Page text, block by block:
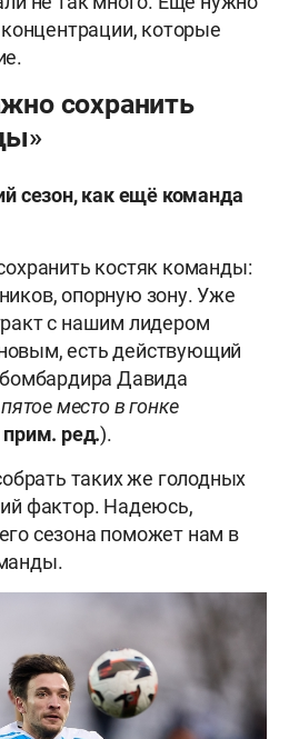
которые
сохранить
сезон, как ещë команда
костяк команды:
опорную зону. Уже
с нашим лидером
есть действующий
Давида
место в гонке
прим. ред.).
таких же голодных
фактор. Надеюсь,
сезона поможет нам в